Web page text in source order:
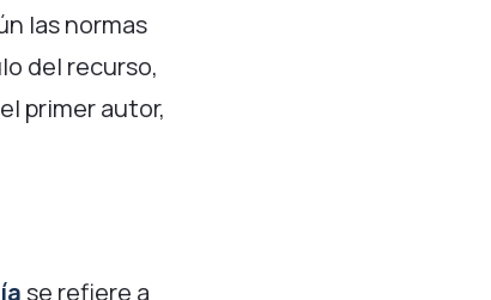
las normas
del recurso,
primer autor,
se refiere a